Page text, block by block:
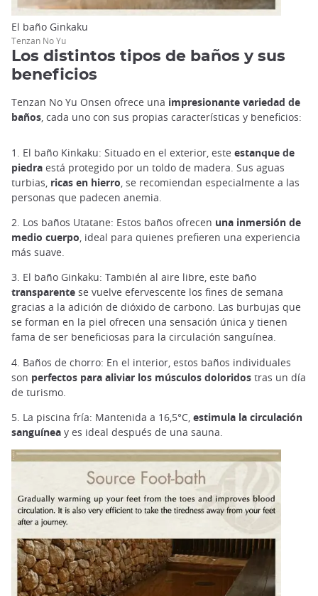
El baño Ginkaku
Tenzan No Yu
Los distintos tipos de baños y sus
beneficios
Tenzan No Yu Onsen ofrece una impresionante variedad de
baños, cada uno con sus propias características y beneficios:
1. El baño Kinkaku: Situado en el exterior, este estanque de
piedra está protegido por un toldo de madera. Sus aguas
turbias, ricas en hierro, se recomiendan especialmente a las
personas que padecen anemia.
2. Los baños Utatane: Estos baños ofrecen una inmersión de
medio cuerpo, ideal para quienes prefieren una experiencia
más suave.
3. El baño Ginkaku: También al aire libre, este baño
transparente se vuelve efervescente los fines de semana
gracias a la adición de dióxido de carbono. Las burbujas que
se forman en la piel ofrecen una sensación única y tienen
fama de ser beneficiosas para la circulación sanguínea.
4. Baños de chorro: En el interior, estos baños individuales
son perfectos para aliviar los músculos doloridos tras un día
de turismo.
5. La piscina fría: Mantenida a 16,5°C, estimula la circulación
sanguínea y es ideal después de una sauna.